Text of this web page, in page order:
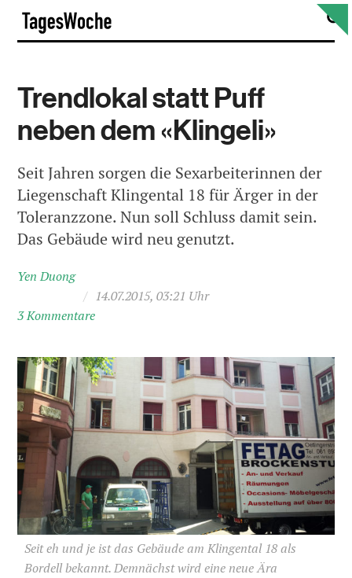
Skip
content
Trendlokal statt Puff
neben dem «Klingeli»
Seit Jahren sorgen die Sexarbeiterinnen der
Liegenschaft Klingental 18 für Ärger in der
Toleranzzone. Nun soll Schluss damit sein.
Das Gebäude wird neu genutzt.
Yen Duong
/ 14.07.2015, 03:21 Uhr
3 Kommentare
Seit eh und je ist das Gebäude am Klingental 18 als
Bordell bekannt. Demnächst wird eine neue Ära